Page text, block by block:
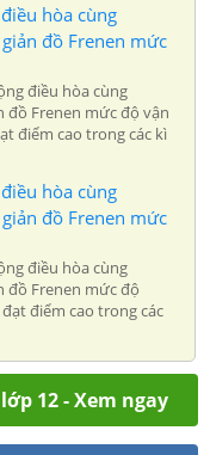
hòa cùng
đồ Frenen mức
điều hòa cùng
đồ Frenen mức độ vận
điểm cao trong các kì
hòa cùng
đồ Frenen mức
điều hòa cùng
đồ Frenen mức độ
điểm cao trong các
12 - Xem ngay